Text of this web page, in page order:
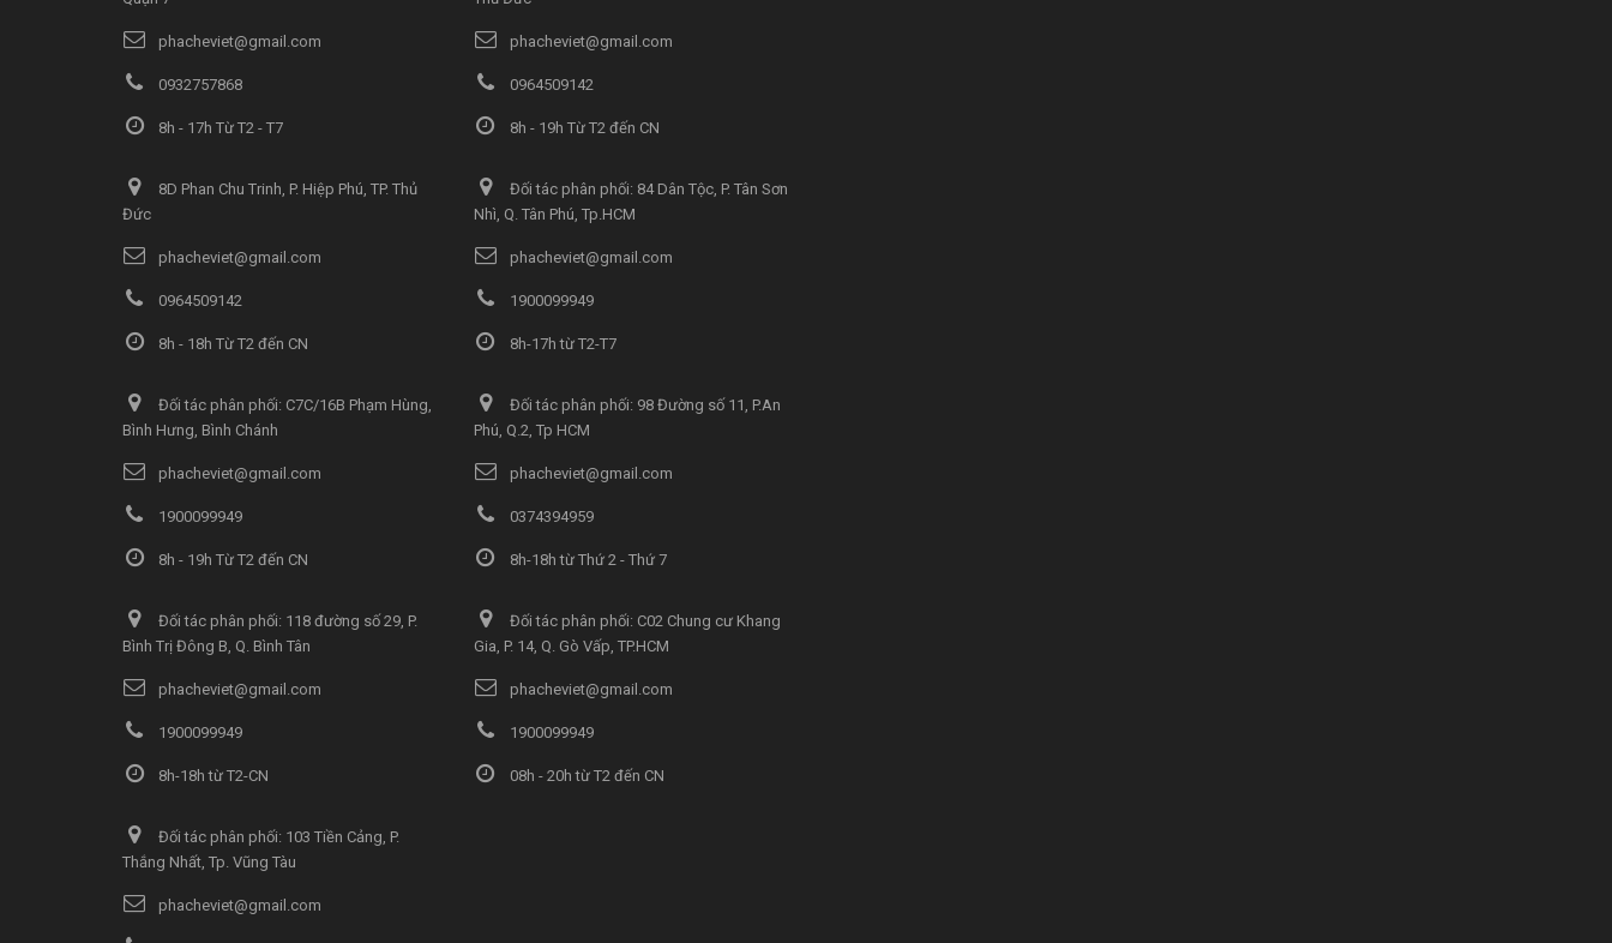
phacheviet@gmail.com
0932757868
8h - 17h Từ T2 - T7
phacheviet@gmail.com
0964509142
8h - 19h Từ T2 đến CN
8D Phan Chu Trinh, P. Hiệp Phú, TP. Thủ
Đức
phacheviet@gmail.com
0964509142
8h - 18h Từ T2 đến CN
Đối tác phân phối: 84 Dân Tộc, P. Tân Sơn
Nhì, Q. Tân Phú, Tp.HCM
phacheviet@gmail.com
1900099949
8h-17h từ T2-T7
Đối tác phân phối: C7C/16B Phạm Hùng,
Bình Hưng, Bình Chánh
phacheviet@gmail.com
1900099949
8h - 19h Từ T2 đến CN
Đối tác phân phối: 98 Đường số 11, P.An
Phú, Q.2, Tp HCM
phacheviet@gmail.com
0374394959
8h-18h từ Thứ 2 - Thứ 7
Đối tác phân phối: 118 đường số 29, P.
Bình Trị Đông B, Q. Bình Tân
phacheviet@gmail.com
1900099949
8h-18h từ T2-CN
Đối tác phân phối: C02 Chung cư Khang
Gia, P. 14, Q. Gò Vấp, TP.HCM
phacheviet@gmail.com
1900099949
08h - 20h từ T2 đến CN
Đối tác phân phối: 103 Tiền Cảng, P.
Thắng Nhất, Tp. Vũng Tàu
phacheviet@gmail.com